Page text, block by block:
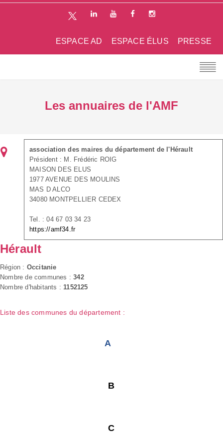
PRESSE
ESPACE ÉLUS
ESPACE AD
Les annuaires de l'AMF
association des maires du département de l'Hérault
Président : M. Frédéric ROIG
MAISON DES ELUS
1977 AVENUE DES MOULINS
MAS D ALCO
34080 MONTPELLIER CEDEX
Tel. : 04 67 03 34 23
https://amf34.fr
Hérault
Région : Occitanie
Nombre de communes :342
Nombre d'habitants : 1152125
Liste des communes du département :
A
B
C